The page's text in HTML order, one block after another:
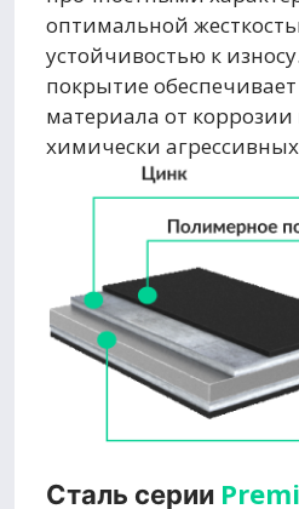
оптимальной
устойчивостью к
покрытие
материала от коррозии
химически
Сталь серии